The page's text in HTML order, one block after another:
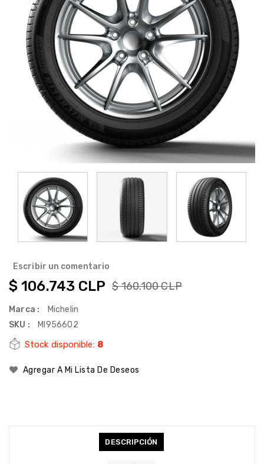
Escribir un comentario
$ 106.743 CLP $ 160.100 CLP
Marca :
Michelin
SKU :
MI956602
Stock disponible: 8
Agregar A Mi Lista De Deseos
DESCRIPCIÓN